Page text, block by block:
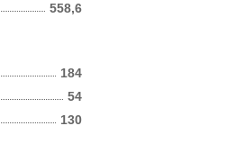
558,6
184
130
54